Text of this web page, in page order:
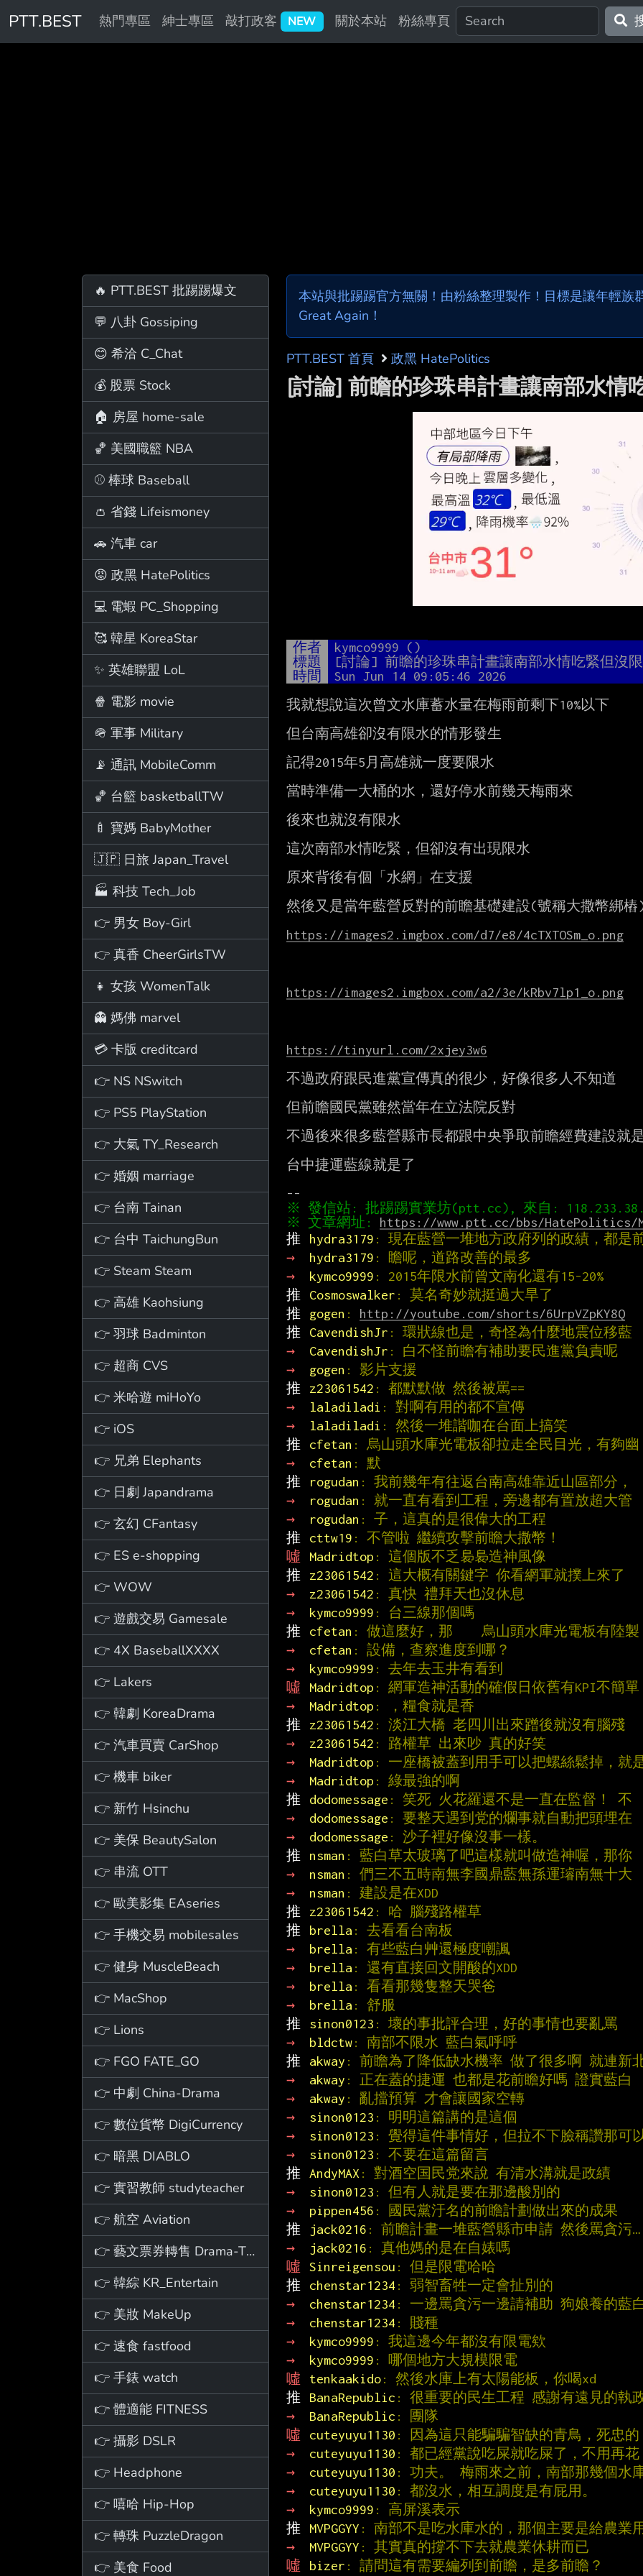
PTT.BEST 熱門專區 紳士專區 敲打政客 NEW 關於本站 粉絲專頁
🔥 PTT.BEST 批踢踢爆文
💬 八卦 Gossiping
😊 希洽 C_Chat
💰 股票 Stock
🏠 房屋 home-sale
🏀 美國職籃 NBA
⚾ 棒球 Baseball
👛 省錢 Lifeismoney
🚗 汽車 car
😡 政黑 HatePolitics
💻 電蝦 PC_Shopping
🥰 韓星 KoreaStar
✨ 英雄聯盟 LoL
🍿 電影 movie
🪖 軍事 Military
📡 通訊 MobileComm
🏀 台籃 basketballTW
🍼 寶媽 BabyMother
🇯🇵 日旅 Japan_Travel
🏭 科技 Tech_Job
👉 男女 Boy-Girl
👉 真香 CheerGirlsTW
👧 女孩 WomenTalk
👻 媽佛 marvel
💳 卡版 creditcard
👉 NS NSwitch
👉 PS5 PlayStation
👉 大氣 TY_Research
👉 婚姻 marriage
👉 台南 Tainan
👉 台中 TaichungBun
👉 Steam Steam
👉 高雄 Kaohsiung
👉 羽球 Badminton
👉 超商 CVS
👉 米哈遊 miHoYo
👉 iOS
👉 兄弟 Elephants
👉 日劇 Japandrama
👉 玄幻 CFantasy
👉 ES e-shopping
👉 WOW
👉 遊戲交易 Gamesale
👉 4X BaseballXXXX
👉 Lakers
👉 韓劇 KoreaDrama
👉 汽車買賣 CarShop
👉 機車 biker
👉 新竹 Hsinchu
👉 美保 BeautySalon
👉 串流 OTT
👉 歐美影集 EAseries
👉 手機交易 mobilesales
👉 健身 MuscleBeach
👉 MacShop
👉 Lions
👉 FGO FATE_GO
👉 中劇 China-Drama
👉 數位貨幣 DigiCurrency
👉 暗黑 DIABLO
👉 實習教師 studyteacher
👉 航空 Aviation
👉 藝文票券轉售 Drama-Ticket
👉 韓綜 KR_Entertain
👉 美妝 MakeUp
👉 速食 fastfood
👉 手錶 watch
👉 體適能 FITNESS
👉 攝影 DSLR
👉 Headphone
👉 嘻哈 Hip-Hop
👉 轉珠 PuzzleDragon
👉 美食 Food
本站與批踢踢官方無關！由粉絲整理製作！目標是讓年輕族
Great Again！
PTT.BEST 首頁 政黑 HatePolitics
[討論] 前瞻的珍珠串計畫讓南部水情
作者
kymco9999 ()
標題
[討論] 前瞻的珍珠串計畫讓南部水情吃緊但沒
時間
Sun Jun 14 09:05:46 2026
我就想說這次曾文水庫蓄水量在梅雨前剩下10%以下
但台南高雄卻沒有限水的情形發生
記得2015年5月高雄就一度要限水
當時準備一大桶的水，還好停水前幾天梅雨來
後來也就沒有限水
這次南部水情吃緊，但卻沒有出現限水
原來背後有個「水網」在支援
然後又是當年藍營反對的前瞻基礎建設(號稱大撒幣綁樁
https://images2.imgbox.com/d7/e8/4cTXTOSm_o.png
https://images2.imgbox.com/a2/3e/kRbv7lp1_o.png
https://tinyurl.com/2xjey3w6
不過政府跟民進黨宣傳真的很少，好像很多人不知道
但前瞻國民黨雖然當年在立法院反對
不過後來很多藍營縣市長都跟中央爭取前瞻經費建設就
台中捷運藍線就是了
※ 文章網址: https://www.ptt.cc/bbs/HatePolitics/
推
hydra3179 : 現在藍營一堆地方政府列的政績，都是
→
hydra3179 : 瞻呢，道路改善的最多
→
kymco9999 : 2015年限水前曾文南化還有15-20%
推
Cosmoswalker : 莫名奇妙就挺過大旱了
推
gogen : http://youtube.com/shorts/6UrpVZpKY8Q
推
CavendishJr : 環狀線也是，奇怪為什麼地震位移藍
→
CavendishJr : 白不怪前瞻有補助要民進黨負責呢
→
gogen : 影片支援
推
z23061542 : 都默默做 然後被罵==
→
laladiladi : 對啊有用的都不宣傳
→
laladiladi : 然後一堆諧咖在台面上搞笑
推
cfetan : 烏山頭水庫光電板卻拉走全民目光，有夠幽
→
cfetan : 默
推
rogudan : 我前幾年有往返台南高雄靠近山區部分，
→
rogudan : 就一直有看到工程，旁邊都有置放超大管
→
rogudan : 子，這真的是很偉大的工程
推
cttw19 : 不管啦 繼續攻擊前瞻大撒幣！
噓
Madridtop : 這個版不乏裊裊造神風像
推
z23061542 : 這大概有關鍵字 你看網軍就撲上來了
→
z23061542 : 真快 禮拜天也沒休息
→
kymco9999 : 台三線那個嗎
推
cfetan : 做這麼好，那    烏山頭水庫光電板有陸製
→
cfetan : 設備，查察進度到哪？
→
kymco9999 : 去年去玉井有看到
噓
Madridtop : 網軍造神活動的確假日依舊有KPI不簡單
→
Madridtop : ，糧食就是香
推
z23061542 : 淡江大橋 老四川出來蹭後就沒有腦殘
→
z23061542 : 路權草 出來吵 真的好笑
→
Madridtop : 一座橋被蓋到用手可以把螺絲鬆掉，就
→
Madridtop : 綠最強的啊
推
dodomessage : 笑死 火花羅還不是一直在監督！ 不
→
dodomessage : 要整天遇到党的爛事就自動把頭埋在
→
dodomessage : 沙子裡好像沒事一樣。
推
nsman : 藍白草太玻璃了吧這樣就叫做造神喔，那你
→
nsman : 們三不五時南無李國鼎藍無孫運璿南無十大
→
nsman : 建設是在XDD
推
z23061542 : 哈 腦殘路權草
推
brella : 去看看台南板
→
brella : 有些藍白艸還極度嘲諷
→
brella : 還有直接回文開酸的XDD
→
brella : 看看那幾隻整天哭爸
→
brella : 舒服
推
sinon0123 : 壞的事批評合理，好的事情也要亂罵
→
bldctw: 南部不限水 藍白氣呼呼
推
akway : 前瞻為了降低缺水機率 做了很多啊 就連新
→
akway : 正在蓋的捷運 也都是花前瞻好嗎 證實藍白
→
akway : 亂擋預算 才會讓國家空轉
→
sinon0123 : 明明這篇講的是這個
→
sinon0123 : 覺得這件事情好，但拉不下臉稱讚那可
→
sinon0123 : 不要在這篇留言
推 AndyMAX : 對酒空国民党來說 有清水溝就是政績
→
sinon0123 : 但有人就是要在那邊酸別的
→
pippen456 : 國民黨汙名的前瞻計劃做出來的成果
推
jack0216 : 前瞻計畫一堆藍營縣市申請 然後罵貪污…
→
jack0216 : 真他媽的是在自婊嗎
噓 Sinreigensou : 但是限電哈哈
推
chenstar1234 : 弱智畜牲一定會扯別的
→
chenstar1234 : 一邊罵貪污一邊請補助 狗娘養的藍
→
chenstar1234 : 賤種
→
kymco9999 : 我這邊今年都沒有限電欸
→
kymco9999 : 哪個地方大規模限電
噓
tenkaakido: 然後水庫上有太陽能板，你喝xd
推
BanaRepublic : 很重要的民生工程 感謝有遠見的執
→
BanaRepublic : 團隊
噓
cuteyuyu1130 : 因為這只能騙騙智缺的青鳥，死忠的
→
cuteyuyu1130 : 都已經黨說吃屎就吃屎了，不用再花
→
cuteyuyu1130 : 功夫。 梅雨來之前，南部那幾個水
→
cuteyuyu1130 : 都沒水，相互調度是有屁用。
→
kymco9999 : 高屏溪表示
推
MVPGGYY : 南部不是吃水庫水的，那個主要是給農業
→
MVPGGYY : 其實真的撐不下去就農業休耕而已
噓
bizer : 請問這有需要編列到前瞻，是多前瞻？